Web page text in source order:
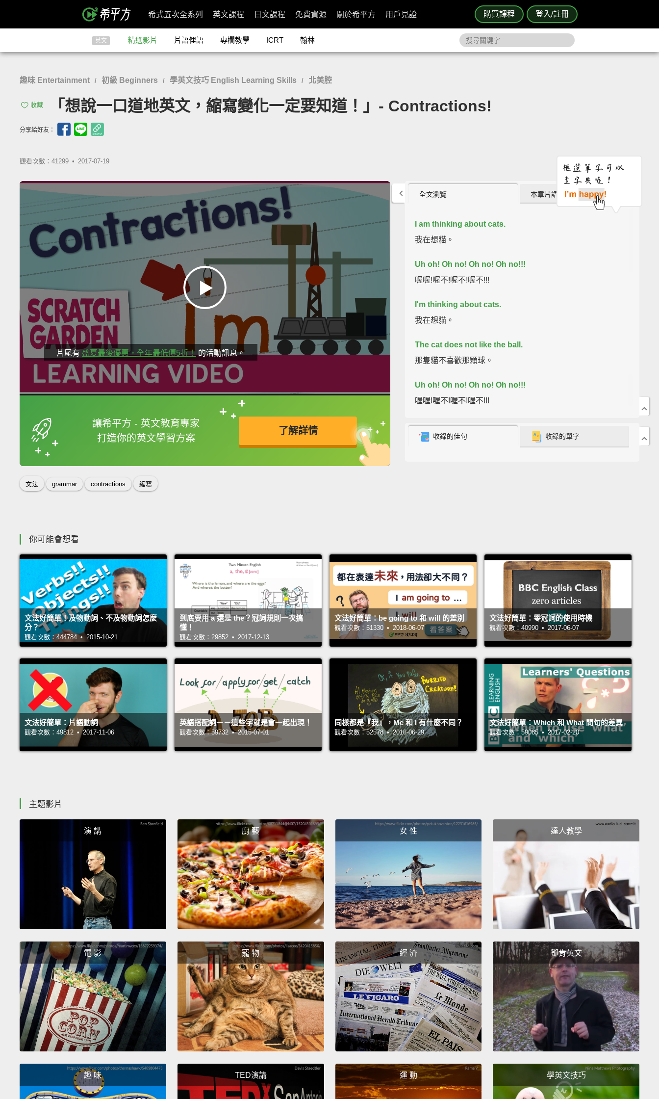
購買課程 登入/註冊
希式五次全系列 英文課程 日文課程 免費資源 關於希平方 用戶見證
英文 精選影片 片語俚語 專欄教學 ICRT 翰林
趣味 Entertainment / 初級 Beginners / 學英文技巧 English Learning Skills / 北美腔
收藏 「想說一口道地英文，縮寫變化一定要知道！」- Contractions!
分享給好友：
觀看次數：41299 • 2017-07-19
片尾有 盛夏最後優惠，全年最低價5折！的活動訊息。
讓希平方 - 英文教育專家
打造你的英文學習方案
了解詳情
框選或點兩下字幕可以直接查字典喔！
英
文法 grammar contractions 縮寫
全文瀏覽 本章片語 (0)
I am thinking about cats.
我在想貓。
Uh oh! Oh no! Oh no! Oh no!!!
喔喔!喔不!喔不!喔不!!!
I'm thinking about cats.
我在想貓。
The cat does not like the ball.
那隻貓不喜歡那顆球。
Uh oh! Oh no! Oh no! Oh no!!!
喔喔!喔不!喔不!喔不!!!
The cat doesn't like the ball.
那隻貓不喜歡那顆球。
嚇!
Where's the cat?
There's the cat.
那隻貓在哪裡？那隻貓在那裡。
Let us review.
I am—I'm
I am 變 I'm
does not—doesn't
does not 變 doesn't
where is—where's
收錄的佳句 收錄的單字
你可能會想看
文法好簡單！及物動詞、不及物動詞怎麼
分？
觀看次數：444784 • 2015-10-21
到底要用 a 還是 the？冠詞規則一次搞
懂！
觀看次數：29852 • 2017-12-13
文法好簡單：be going to 和 will 的差別
觀看次數：51330 • 2018-06-07
文法好簡單：零冠詞的使用時機
觀看次數：40990 • 2017-06-07
文法好簡單：片語動詞
觀看次數：49812 • 2017-11-06
英語搭配詞－－這些字就是會一起出現！
觀看次數：59732 • 2015-07-01
同樣都是『我』，Me 和 I 有什麼不同？
觀看次數：52578 • 2016-06-29
文法好簡單：Which 和 What 問句的差異
觀看次數：59085 • 2017-02-20
主題影片
演 講 廚 藝 女 性 達人教學
電 影 寵 物 經 濟 鄧肯英文
趣 味 TED演講 運 動 學英文技巧